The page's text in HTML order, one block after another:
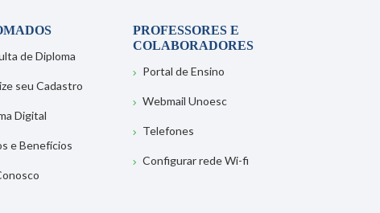
de Diploma
seu Cadastro
Digital
e Benefícios
PROFESSORES E
COLABORADORES
Portal de Ensino
Webmail Unoesc
Telefones
Configurar rede Wi-fi